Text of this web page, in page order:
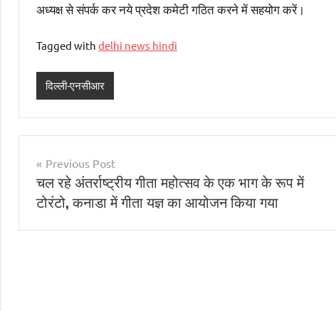
अध्यक्ष से संपर्क कर नये प्रदेश कमेटी गठित करने में सहयोग करें।
Tagged with delhi news hindi
दिल्ली-एनसीआर
Post
navigation
Previous Post
चल रहे अंतर्राष्ट्रीय गीता महोत्सव के एक भाग के रूप में
टोरंटो, कनाडा में गीता यज्ञ का आयोजन किया गया